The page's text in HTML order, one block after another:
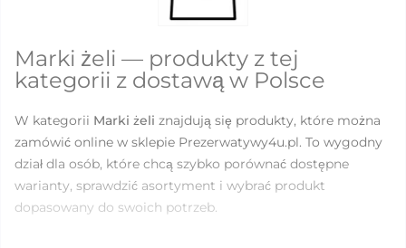
Marki żeli — produkty z tej
kategorii z dostawą w Polsce
W kategorii Marki żeli znajdują się produkty, które można
zamówić online w sklepie Prezerwatywy4u.pl. To wygodny
dział dla osób, które chcą szybko porównać dostępne
warianty, sprawdzić asortyment i wybrać produkt
dopasowany do swoich potrzeb.